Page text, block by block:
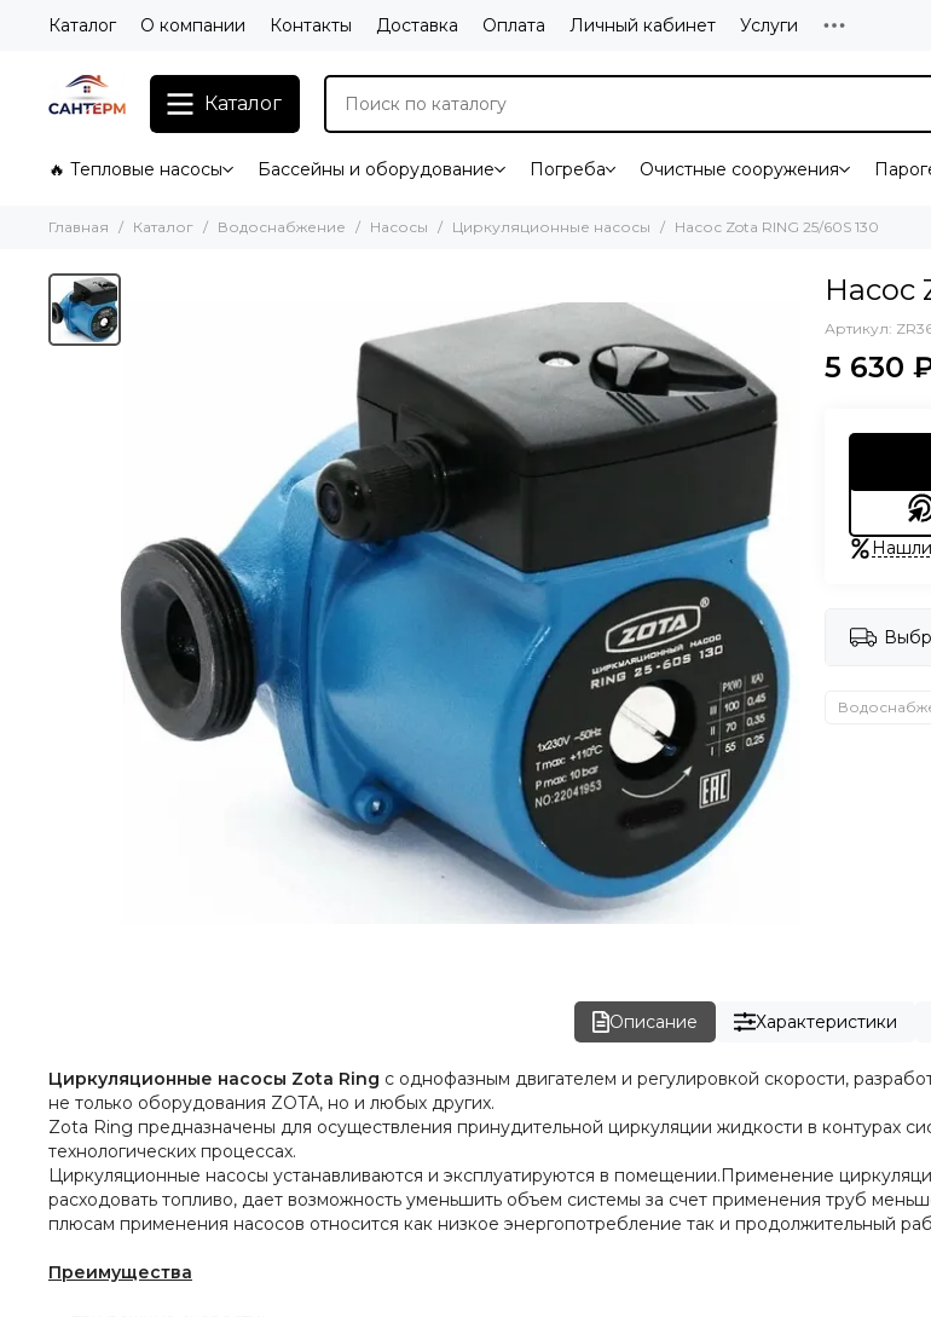
Каталог О компании Контакты Доставка Оплата Личный кабинет Услуги
Каталог
🔥 Тепловые насосы Бассейны и оборудование Погреба Очистные сооружения
Главная Каталог Водоснабжение Насосы Циркуляционные насосы Насос Zota RING 25/60S 130
Насос
Артикул:
5 630
Описание Характеристики
Циркуляционные насосы Zota Ring c однофазным двигателем и регулировкой скорости,
не только оборудования ZOTA, но и любых других.
Zota Ring предназначены для осуществления принудительной циркуляции жидкости в контурах
технологических процессах.
Циркуляционные насосы устанавливаются и эксплуатируются в помещении.Применение
расходовать топливо, дает возможность уменьшить объем системы за счет применения труб
плюсам применения насосов относится как низкое энергопотребление так и продолжительный
Преимущества